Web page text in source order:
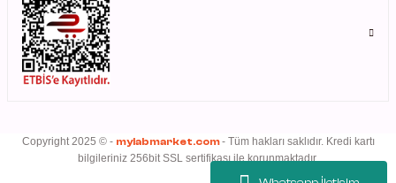
Copyright 2025 © - mylabmarket.com- Tüm hakları saklıdır. Kredi kartı
bilgileriniz 256bit SSL sertifikası ile korunmaktadır.